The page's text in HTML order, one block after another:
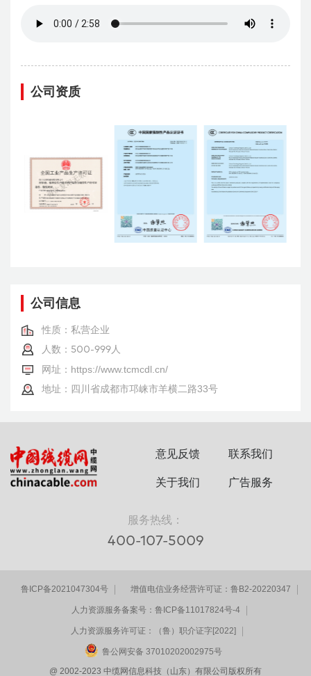
公司资质
公司信息
性质：私营企业
人数： 500-999人
网址： https://www.tcmcdl.cn/
地址：四川省成都市邛崃市羊横二路33号
意见反馈 联系我们
关于我们 广告服务
服务热线：
400-107-5009
鲁ICP备2021047304号 增值电信业务经营许可证：鲁B2-20220347
人力资源服务备案号：鲁ICP备11017824号-4
人力资源服务许可证：（鲁）职介证字[2022]
鲁公网安备 37010202002975号
@ 2002-2023 中缆网信息科技（山东）有限公司版权所有